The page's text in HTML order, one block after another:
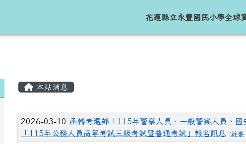
學全球資訊網 花蓮縣立永豐國民小學全球
主內容區域
本站消息
文章列表
2026-03-10
函轉考選部「115年警察人員、一般警察人員、
「115年公務人員高等考試三級考試暨普通考試」報名訊息
(幹事